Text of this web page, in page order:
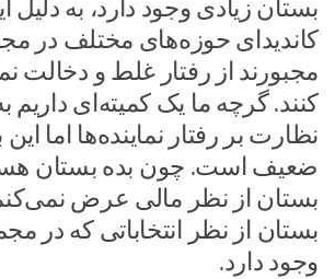
بستان زیادی وجود دارد، به دلیل
کاندیدای حوزه‌های مختلف در
مجبورند از رفتار غلط و دخالت
کنند. گرچه ما یک کمیته‌ای داریم
نظارت بر رفتار نماینده‌ها اما
ضعیف است. چون بده بستان
بستان از نظر مالی عرض
بستان از نظر انتخاباتی که در
وجود دارد.